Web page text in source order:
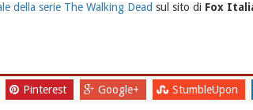
della serie The Walking Dead sul sito di Fox
Pinterest Google+ StumbleUpon